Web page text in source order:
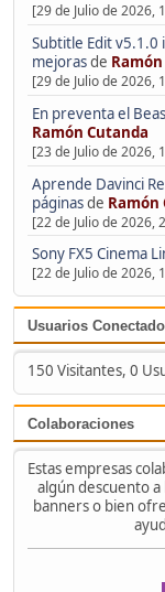
[29 de Julio de 2026,
Subtitle Edit v5.1.0
mejorasde
[29 de Julio de 2026,
En preventa el
Ramón Cutanda
[23 de Julio de 2026,
Aprende Davinci
páginasde Ramón
[22 de Julio de 2026,
Sony FX5 Cinema
[22 de Julio de 2026,
Usuarios
150 Visitantes, 0
Colaboraciones
Estas empresas
algún descuento
banners o bien